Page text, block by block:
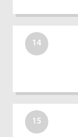
14
15